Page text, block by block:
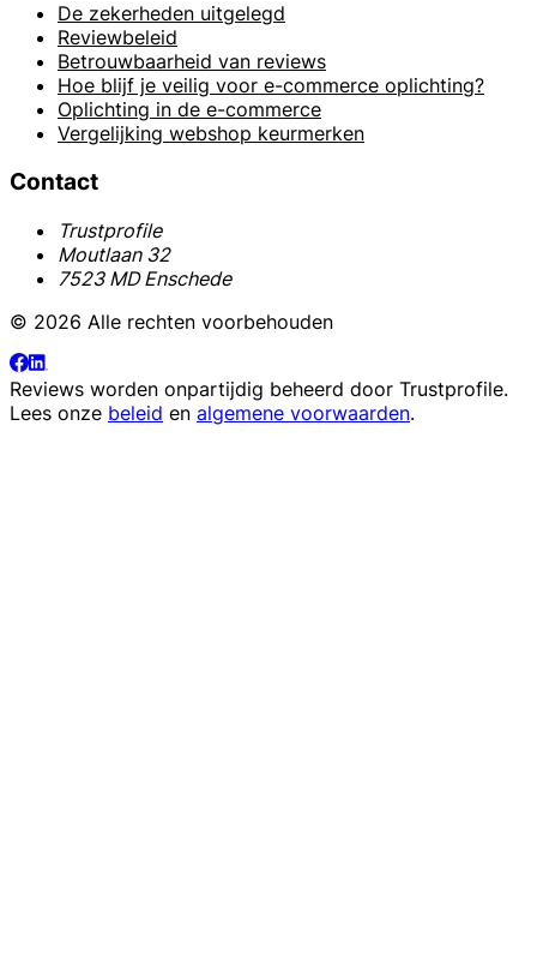
De zekerheden uitgelegd
Reviewbeleid
Betrouwbaarheid van reviews
Hoe blijf je veilig voor e-commerce oplichting?
Oplichting in de e-commerce
Vergelijking webshop keurmerken
Contact
Trustprofile
Moutlaan 32
7523 MD Enschede
© 2026 Alle rechten voorbehouden
Reviews worden onpartijdig beheerd door Trustprofile.
Lees onze beleid en algemene voorwaarden.